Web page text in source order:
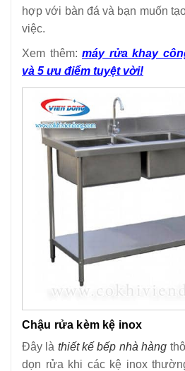
hợp với bàn đá và bạn muốn
việc.
Xem thêm: máy rửa khay
và 5 ưu điểm tuyệt vời!
Chậu rửa kèm kệ inox
Đây là thiết kế bếp nhà hàng
dọn rửa khi các kệ inox